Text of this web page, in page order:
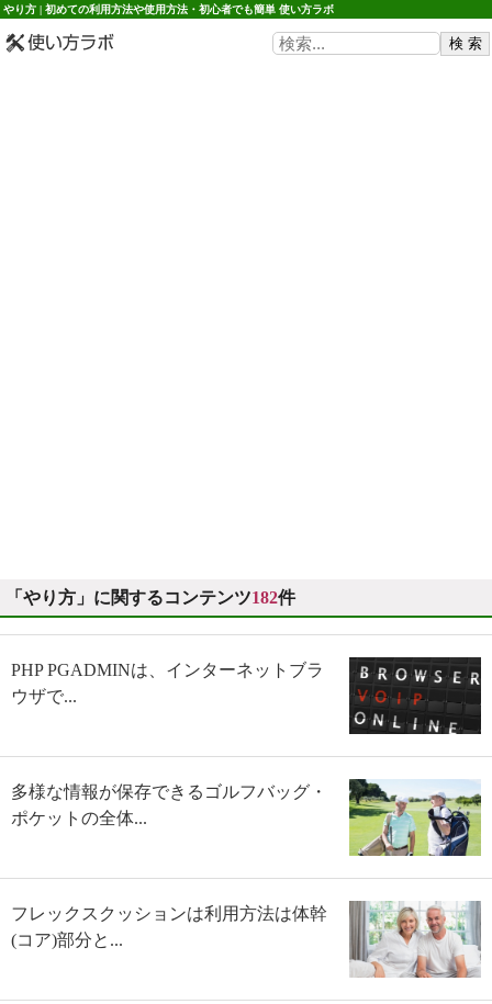
やり方 | 初めての利用方法や使用方法・初心者でも簡単 使い方ラボ
「やり方」に関するコンテンツ182件
PHP PGADMINは、インターネットブラ
ウザで...
多様な情報が保存できるゴルフバッグ・
ポケットの全体...
フレックスクッションは利用方法は体幹
(コア)部分と...